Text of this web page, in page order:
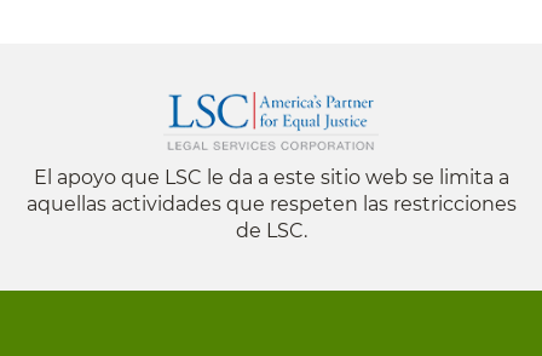
El apoyo que LSC le da a este sitio web se limita a
aquellas actividades que respeten las restricciones
de LSC.